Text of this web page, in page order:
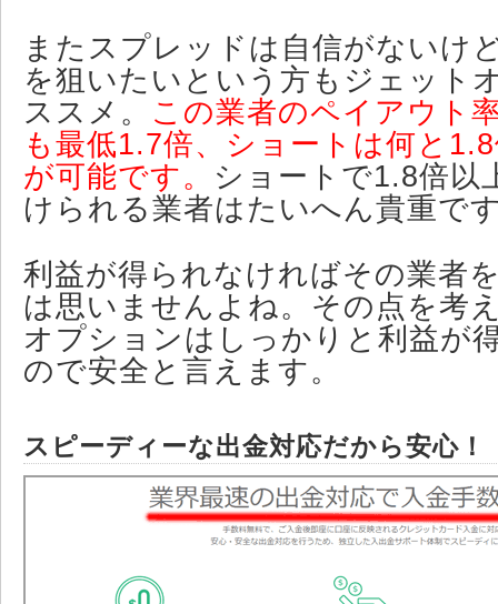
またスプレッドは自信がないけ
を狙いたいという方もジェット
ススメ。 この業者のペイアウト
も最低1.7倍、ショートは何と
が可能です。 ショートで1.8倍以
けられる業者はたいへん貴重で
利益が得られなければその業者
は思いませんよね。その点を考
オプションはしっかりと利益が
ので安全と言えます。
スピーディーな出金対応だから安心！